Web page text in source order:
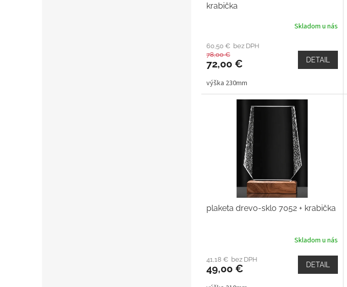
krabička
Skladom u nás
60,50 € bez DPH
78,00 €
72,00 € DETAIL
výška 230mm
plaketa drevo-sklo 7052 + krabička
Skladom u nás
41,18 € bez DPH
49,00 € DETAIL